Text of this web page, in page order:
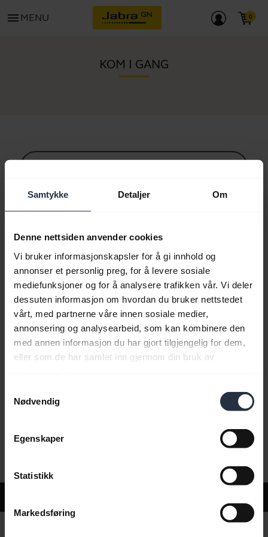
Samtykke Detaljer Om
Denne nettsiden anvender cookies
Vi bruker informasjonskapsler for å gi innhold og
annonser et personlig preg, for å levere sosiale
mediefunksjoner og for å analysere trafikken vår. Vi deler
dessuten informasjon om hvordan du bruker nettstedet
vårt, med partnerne våre innen sosiale medier,
annonsering og analysearbeid, som kan kombinere den
med annen informasjon du har gjort tilgjengelig for dem,
eller som de har samlet inn gjennom din bruk av
Nødvendig
Egenskaper
Statistikk
Markedsføring
menu MENU
KOM I GANG
Paringsveiledning for Bluetooth
Vanlige spørsmål
Produktdokumenter